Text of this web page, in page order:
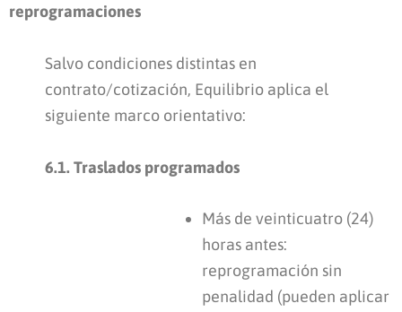
reprogramaciones
Salvo condiciones distintas en
contrato/cotización, Equilibrio aplica el
siguiente marco orientativo:
6.1. Traslados programados
Más de veinticuatro (24)
horas antes:
reprogramación sin
penalidad (pueden aplicar